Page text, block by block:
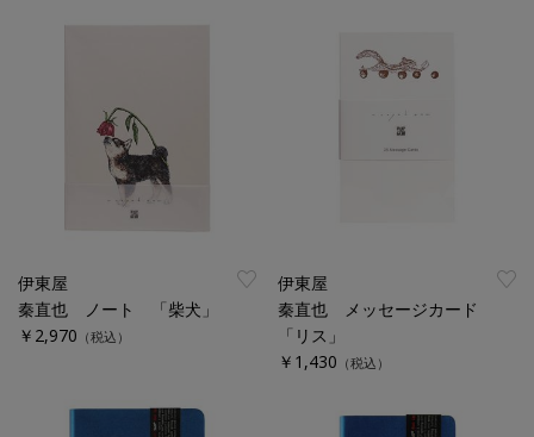
伊東屋
秦直也 ノート 「柴犬」
￥2,970 （税込）
伊東屋
秦直也 メッセージカード
「リス」
￥1,430 （税込）